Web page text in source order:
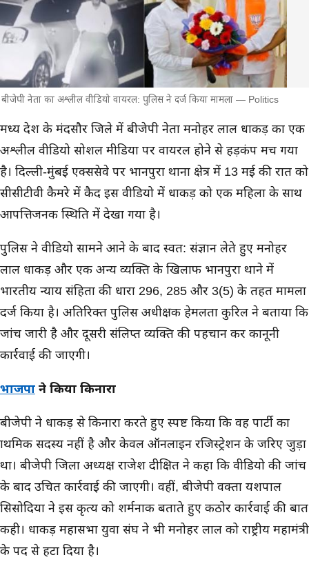
बीजेपी नेता का अश्लील वीडियो वायरल: पुलिस ने दर्ज किया मामला — Politics
मुख्य समाचार
मध्य प्रदेश के मंदसौर जिले में बीजेपी नेता मनोहर लाल धाकड़ का एक
अश्लील वीडियो सोशल मीडिया पर वायरल होने से हड़कंप मच गया
है। दिल्ली-मुंबई एक्सप्रेसवे पर भानपुरा थाना क्षेत्र में 13 मई की रात को
सीसीटीवी कैमरे में कैद इस वीडियो में धाकड़ को एक महिला के साथ
आपत्तिजनक स्थिति में देखा गया है।
पुलिस ने वीडियो सामने आने के बाद स्वत: संज्ञान लेते हुए मनोहर
लाल धाकड़ और एक अन्य व्यक्ति के खिलाफ भानपुरा थाने में
भारतीय न्याय संहिता की धारा 296, 285 और 3(5) के तहत मामला
दर्ज किया है। अतिरिक्त पुलिस अधीक्षक हेमलता कुरिल ने बताया कि
जांच जारी है और दूसरी संलिप्त व्यक्ति की पहचान कर कानूनी
कार्रवाई की जाएगी।
भाजपा ने किया किनारा
बीजेपी ने धाकड़ से किनारा करते हुए स्पष्ट किया कि वह पार्टी का
प्राथमिक सदस्य नहीं है और केवल ऑनलाइन रजिस्ट्रेशन के जरिए जुड़ा
था। बीजेपी जिला अध्यक्ष राजेश दीक्षित ने कहा कि वीडियो की जांच
के बाद उचित कार्रवाई की जाएगी। वहीं, बीजेपी प्रवक्ता यशपाल
सिसोदिया ने इस कृत्य को शर्मनाक बताते हुए कठोर कार्रवाई की बात
कही। धाकड़ महासभा युवा संघ ने भी मनोहर लाल को राष्ट्रीय महामंत्री
के पद से हटा दिया है।